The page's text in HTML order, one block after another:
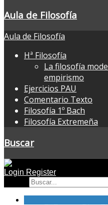
Aula de Filosofía
Aula de Filosofía
Hª Filosofía
La filosofía
empirismo
Ejercicios PAU
Comentario Texto
Filosofía 1º Bach
Filosofía Extremeña
Buscar
Login Register